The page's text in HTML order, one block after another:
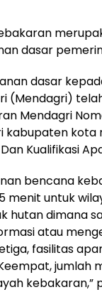
dasar
dasar
(Mendagri)
Mendagri
kabupaten kota
Kualifikasi
bencana
menit untuk
hutan dimana
atau
fasilitas
kebakaran,”